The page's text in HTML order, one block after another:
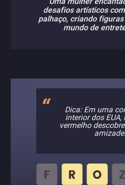
desafios artísticos
palhaço, criando
mundo de
Dica: Em uma
interior dos
vermelho
amizade.